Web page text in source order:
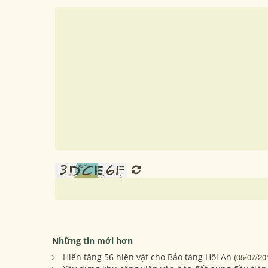
Những tin mới hơn
Hiến tặng 56 hiện vật cho Bảo tàng Hội An (05/07/